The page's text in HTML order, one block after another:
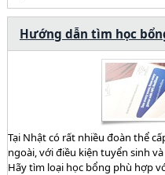
Hướng dẫn tìm học
Tại Nhật có rất nhiều đoàn thể
ngoài, với điều kiện tuyển sinh
Hãy tìm loại học bổng phù hợp